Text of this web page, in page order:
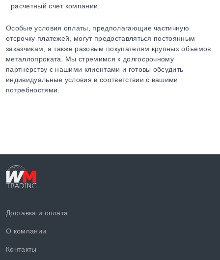
расчетный счет компании.
Особые условия оплаты, предполагающие частичную
отсрочку платежей, могут предоставляться постоянным
заказчикам, а также разовым покупателям крупных объемов
металлопроката. Мы стремимся к долгосрочному
партнерству с нашими клиентами и готовы обсудить
индивидуальные условия в соответствии с вашими
потребностями.
Доставка и оплата
О компании
Контакты